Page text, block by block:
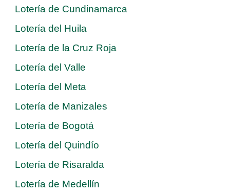
Lotería de Cundinamarca
Lotería del Huila
Lotería de la Cruz Roja
Lotería del Valle
Lotería del Meta
Lotería de Manizales
Lotería de Bogotá
Lotería del Quindío
Lotería de Risaralda
Lotería de Medellín